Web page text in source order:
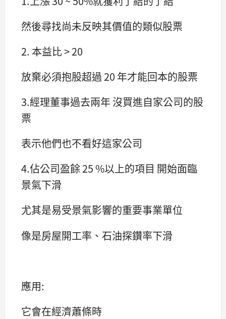
然後尋找尚未反映其價值的類似股票
2. 本益比 > 20
放棄必須抱股超過 20 年才能回本的股票
3.經理董事過去兩年 沒買進自家公司的股
票
表示他們也不看好這家公司
4.佔公司盈餘 25 %以上的項目 開始面臨
景氣下滑
尤其是易受景氣影響的重要事業單位
像是房屋開工率、石油探鑽率下滑
應用:
它會在經濟蕭條時